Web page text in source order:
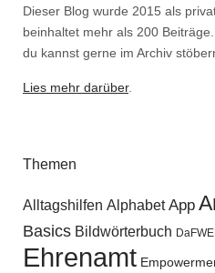
Dieser Blog wurde 2015 als
beinhaltet mehr als 200
du kannst gerne im Archiv
Lies mehr darüber.
Themen
Alltagshilfen Alphabet App
Basics Bildwörterbuch
Ehrenamt